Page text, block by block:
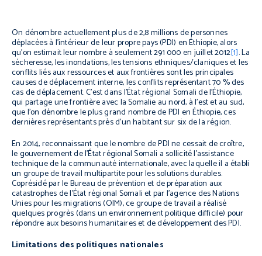
On dénombre actuellement plus de 2,8 millions de personnes
déplacées à l’intérieur de leur propre pays (PDI) en Éthiopie, alors
qu’on estimait leur nombre à seulement 291 000 en juillet 2012[1]. La
sécheresse, les inondations, les tensions ethniques/claniques et les
conflits liés aux ressources et aux frontières sont les principales
causes de déplacement interne, les conflits représentant 70 % des
cas de déplacement. C’est dans l’État régional Somali de l’Éthiopie,
qui partage une frontière avec la Somalie au nord, à l’est et au sud,
que l’on dénombre le plus grand nombre de PDI en Éthiopie, ces
dernières représentants près d’un habitant sur six de la région.
En 2014, reconnaissant que le nombre de PDI ne cessait de croître,
le gouvernement de l’État régional Somali a sollicité l’assistance
technique de la communauté internationale, avec laquelle il a établi
un groupe de travail multipartite pour les solutions durables.
Coprésidé par le Bureau de prévention et de préparation aux
catastrophes de l’État régional Somali et par l’agence des Nations
Unies pour les migrations (OIM), ce groupe de travail a réalisé
quelques progrès (dans un environnement politique difficile) pour
répondre aux besoins humanitaires et de développement des PDI.
Limitations des politiques nationales